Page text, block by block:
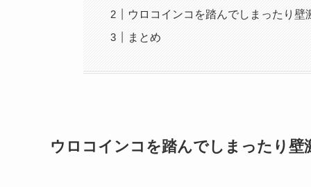
ウロコインコを踏んでしまったり
まとめ
ウロコインコを踏んでしまったり壁